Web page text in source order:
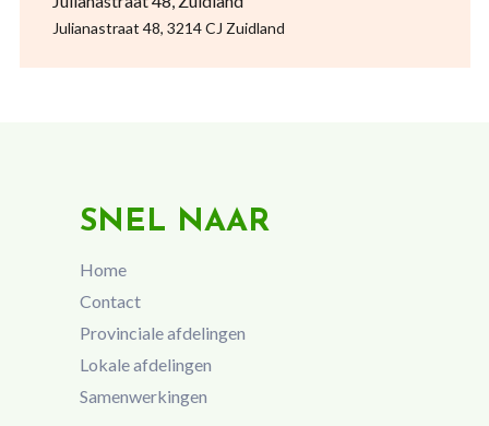
Julianastraat 48, 3214 CJ Zuidland
SNEL NAAR
Home
Contact
Provinciale afdelingen
Lokale afdelingen
Samenwerkingen